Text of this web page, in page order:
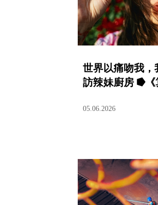
世界以痛吻我
訪辣妹廚房 ⭓《
05.06.2026